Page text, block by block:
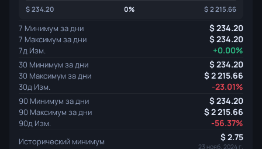
234.20 0% 2 215.66
7 Минимум за дни 234.20
7 Максимум за дни 234.20
7д Изм. +0.00%
30 Минимум за дни 234.20
30 Максимум за дни 2 215.66
30д Изм. -23.01%
90 Минимум за дни 234.20
90 Максимум за дни 2 215.66
90д Изм. -56.37%
Исторический минимум 2.75
23 нояб. 2024 г.